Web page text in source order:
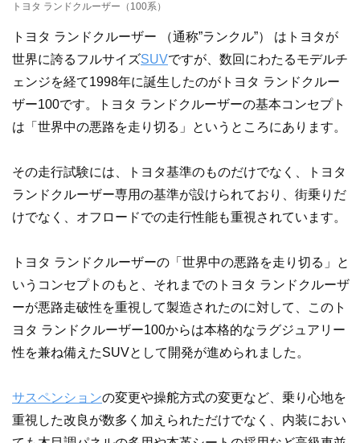
トヨタ ランドクルーザー（100系）
トヨタ ランドクルーザー （通称”ランクル”） はトヨタが
世界に誇るフルサイズSUVですが、数回にわたるモデルチ
ェンジを経て1998年に誕生したのがトヨタ ランドクルー
ザー100です。トヨタ ランドクルーザーの基本コンセプト
は「世界中の悪路を走り切る」というところにあります。
その走行試験には、トヨタ基準のものだけでなく、トヨタ
ランドクルーザー専用の基準が設けられており、街乗りだ
けでなく、オフロードでの走行性能も重視されています。
トヨタ ランドクルーザーの「世界中の悪路を走り切る」と
いうコンセプトのもと、それまでのトヨタ ランドクルーザ
ーが悪路走破性を重視して製造されたのに対して、このト
ヨタ ランドクルーザー100からは本格的なラグジュアリー
性を兼ね備えたSUVとして開発が進められました。
サスペンションの変更や操舵方式の変更など、乗り心地を
重視した改良が数多く加えられただけでなく、内装におい